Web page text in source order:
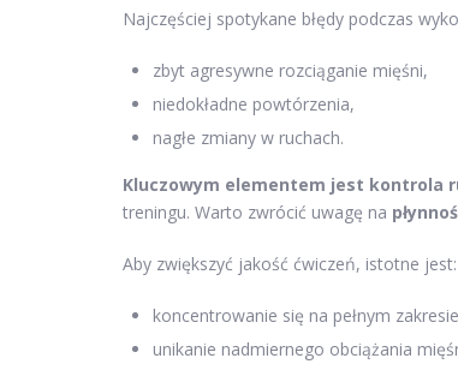
Najczęściej spotykane błędy podczas
zbyt agresywne rozciąganie mięśni,
niedokładne powtórzenia,
nagłe zmiany w ruchach.
Kluczowym elementem jest kontrola
treningu. Warto zwrócić uwagę na
Aby zwiększyć jakość ćwiczeń, istotne jest:
koncentrowanie się na pełnym
unikanie nadmiernego obciążania